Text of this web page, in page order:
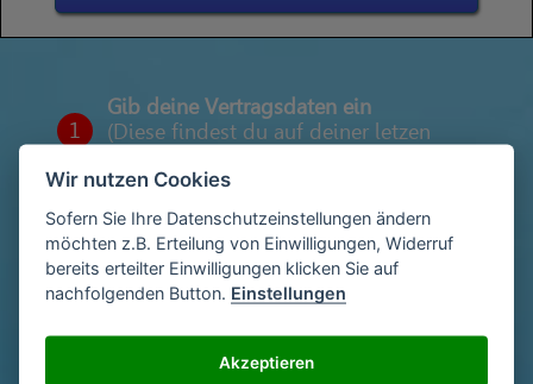
1
Gib deine Vertragsdaten ein
(Diese findest du auf deiner letzen
2
Gib deinen Namen und deine Adresse
ein
Unterschriebe das Schreiben mit deinem
Wir nutzen Cookies
Sofern Sie Ihre Datenschutzeinstellungen ändern
möchten z.B. Erteilung von Einwilligungen, Widerruf
bereits erteilter Einwilligungen klicken Sie auf
nachfolgenden Button. Einstellungen
Akzeptieren